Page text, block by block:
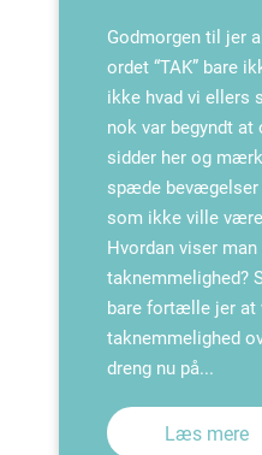
Godmorgen til jer
ordet “TAK” bare
ikke hvad vi ellers
nok var begyndt at
sidder her og
spæde bevægelser
som ikke ville
Hvordan viser
taknemmelighed?
bare fortælle jer at
taknemmelighed
dreng nu på...
Læs mere